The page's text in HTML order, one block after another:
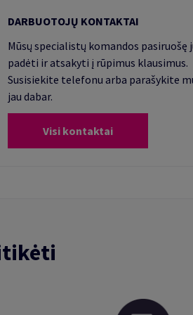
DARBUOTOJŲ KONTAKTAI
Mūsų specialistų komandos pasiruošę
padėti ir atsakyti į rūpimus klausimus.
Susisiekite telefonu arba parašykite
jau dabar.
Visi kontaktai